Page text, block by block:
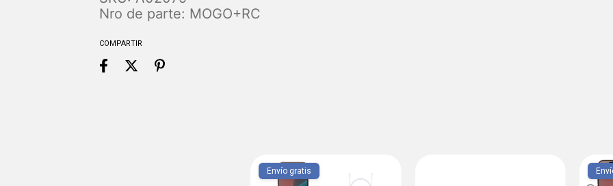
Nro de parte: MOGO+RC
COMPARTIR
Envío gratis